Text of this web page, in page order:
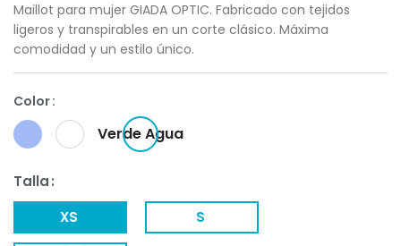
Maillot para mujer GIADA OPTIC. Fabricado con tejidos
ligeros y transpirables en un corte clásico. Máxima
comodidad y un estilo único.
Color
Verde Agua
Talla
XS
S